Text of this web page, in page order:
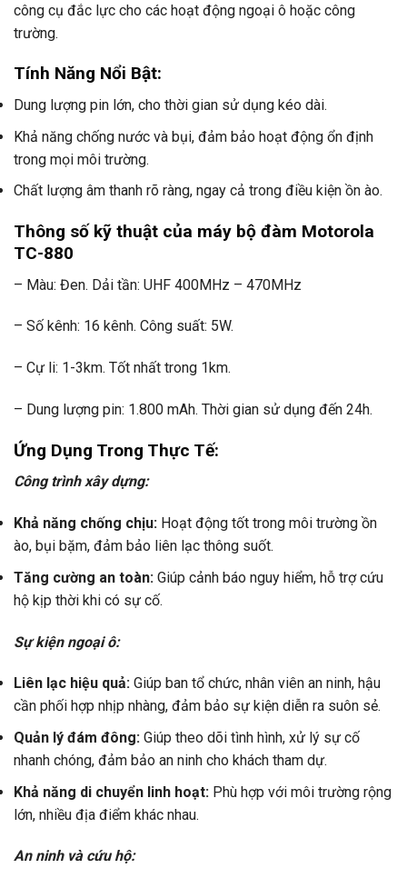
công cụ đắc lực cho các hoạt động ngoại ô hoặc công
trường.
Tính Năng Nổi Bật:
Dung lượng pin lớn, cho thời gian sử dụng kéo dài.
Khả năng chống nước và bụi, đảm bảo hoạt động ổn định
trong mọi môi trường.
Chất lượng âm thanh rõ ràng, ngay cả trong điều kiện ồn ào.
Thông số kỹ thuật của máy bộ đàm Motorola
TC-880
– Màu: Đen. Dải tần: UHF 400MHz – 470MHz
– Số kênh: 16 kênh. Công suất: 5W.
– Cự li: 1-3km. Tốt nhất trong 1km.
– Dung lượng pin: 1.800 mAh. Thời gian sử dụng đến 24h.
Ứng Dụng Trong Thực Tế:
Công trình xây dựng:
Khả năng chống chịu: Hoạt động tốt trong môi trường ồn
ào, bụi bặm, đảm bảo liên lạc thông suốt.
Tăng cường an toàn: Giúp cảnh báo nguy hiểm, hỗ trợ cứu
hộ kịp thời khi có sự cố.
Sự kiện ngoại ô:
Liên lạc hiệu quả: Giúp ban tổ chức, nhân viên an ninh, hậu
cần phối hợp nhịp nhàng, đảm bảo sự kiện diễn ra suôn sẻ.
Quản lý đám đông: Giúp theo dõi tình hình, xử lý sự cố
nhanh chóng, đảm bảo an ninh cho khách tham dự.
Khả năng di chuyển linh hoạt: Phù hợp với môi trường rộng
lớn, nhiều địa điểm khác nhau.
An ninh và cứu hộ: